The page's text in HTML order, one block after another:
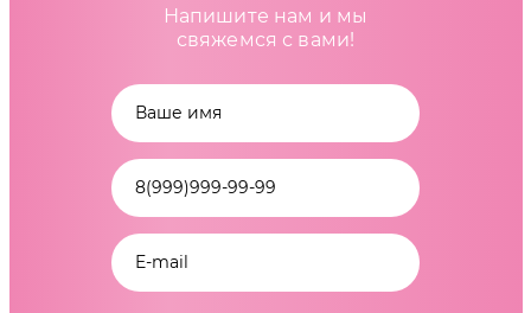
Напишите нам и мы
свяжемся с вами!